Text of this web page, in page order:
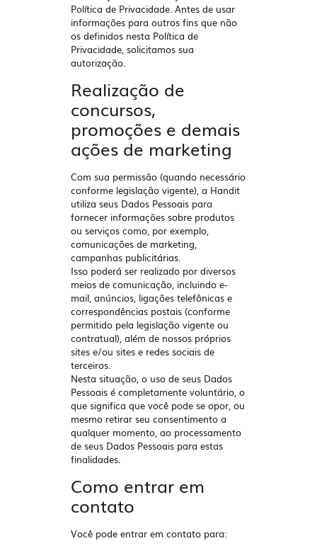
Política de Privacidade. Antes de usar
informações para outros fins que não
os definidos nesta Política de
Privacidade, solicitamos sua
autorização.
Realização de
concursos,
promoções e demais
ações de marketing
Com sua permissão (quando necessário
conforme legislação vigente), a Handit
utiliza seus Dados Pessoais para
fornecer informações sobre produtos
ou serviços como, por exemplo,
comunicações de marketing,
campanhas publicitárias.
Isso poderá ser realizado por diversos
meios de comunicação, incluindo e-
mail, anúncios, ligações telefônicas e
correspondências postais (conforme
permitido pela legislação vigente ou
contratual), além de nossos próprios
sites e/ou sites e redes sociais de
terceiros.
Nesta situação, o uso de seus Dados
Pessoais é completamente voluntário, o
que significa que você pode se opor, ou
mesmo retirar seu consentimento a
qualquer momento, ao processamento
de seus Dados Pessoais para estas
finalidades.
Como entrar em
contato
Você pode entrar em contato para: